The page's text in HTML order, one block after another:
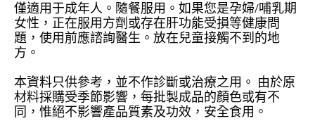
僅適用于成年人。隨餐服用。如果您是孕婦/哺乳期
女性，正在服用方劑或存在肝功能受損等健康問
題，使用前應諮詢醫生。放在兒童接觸不到的地
方。
本資料只供參考，並不作診斷或治療之用。 由於原
材料採購受季節影響，每批製成品的顏色或有不
同，惟絕不影響產品質素及功效，安全食用。